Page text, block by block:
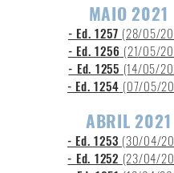
MAIO 2021
- Ed. 1257 (28/05/
- Ed. 1256 (21/05/
- Ed. 1255 (14/05/
- Ed. 1254 (07/05/
ABRIL 2021
- Ed. 1253 (30/04/
- Ed. 1252 (23/04/